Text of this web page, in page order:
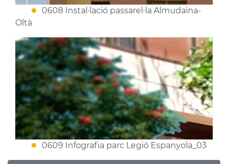
0608 Instal·lació passarel·la Almudaina-
Oltà
0609 Infografia parc Legió Espanyola_03